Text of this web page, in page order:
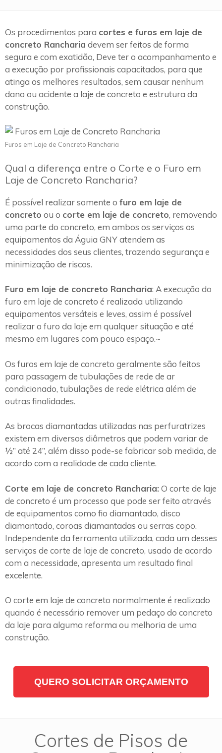
Os procedimentos para cortes e furos em laje de
concreto Rancharia devem ser feitos de forma
segura e com exatidão, Deve ter o acompanhamento e
a execução por profissionais capacitados, para que
atinga os melhores resultados, sem causar nenhum
dano ou acidente a laje de concreto e estrutura da
construção.
Furos em Laje de Concreto Rancharia
Qual a diferença entre o Corte e o Furo em
Laje de Concreto Rancharia?
É possível realizar somente o furo em laje de
concreto ou o corte em laje de concreto, removendo
uma parte do concreto, em ambos os serviços os
equipamentos da Águia GNY atendem as
necessidades dos seus clientes, trazendo segurança e
minimização de riscos.
Furo em laje de concreto Rancharia: A execução do
furo em laje de concreto é realizada utilizando
equipamentos versáteis e leves, assim é possível
realizar o furo da laje em qualquer situação e até
mesmo em lugares com pouco espaço.~
Os furos em laje de concreto geralmente são feitos
para passagem de tubulações de rede de ar
condicionado, tubulações de rede elétrica além de
outras finalidades.
As brocas diamantadas utilizadas nas perfuratrizes
existem em diversos diâmetros que podem variar de
½” até 24”, além disso pode-se fabricar sob medida, de
acordo com a realidade de cada cliente.
Corte em laje de concreto Rancharia: O corte de laje
de concreto é um processo que pode ser feito através
de equipamentos como fio diamantado, disco
diamantado, coroas diamantadas ou serras copo.
Independente da ferramenta utilizada, cada um desses
serviços de corte de laje de concreto, usado de acordo
com a necessidade, apresenta um resultado final
excelente.
O corte em laje de concreto normalmente é realizado
quando é necessário remover um pedaço do concreto
da laje para alguma reforma ou melhoria de uma
construção.
QUERO SOLICITAR ORÇAMENTO
Cortes de Pisos de